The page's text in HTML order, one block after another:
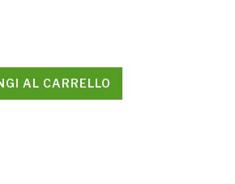
AL CARRELLO